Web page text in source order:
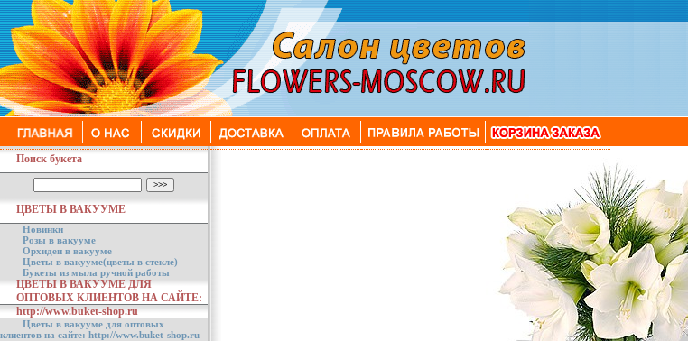
Поиск букета
ЦВЕТЫ В ВАКУУМЕ
Новинки
Розы в вакууме
Орхидеи в вакууме
Цветы в вакууме(цветы в стекле)
Букеты из мыла ручной работы
ЦВЕТЫ В ВАКУУМЕ ДЛЯ
ОПТОВЫХ КЛИЕНТОВ НА САЙТЕ:
http://www.buket-shop.ru
Цветы в вакууме для оптовых
клиентов на сайте: http://www.buket-shop.ru